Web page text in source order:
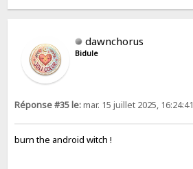
dawnchorus
Bidule
Réponse #35 le:mar. 15 juillet 2025, 16:24:41
burn the android witch !